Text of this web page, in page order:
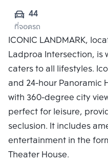
44
ที่จอดรถ
ICONIC LANDMARK,
Ladproa Intersection, is
caters to all lifestyles.
and 24-hour Panoramic
with 360-degree city
perfect for leisure,
seclusion. It includes
entertainment in the
Theater House.